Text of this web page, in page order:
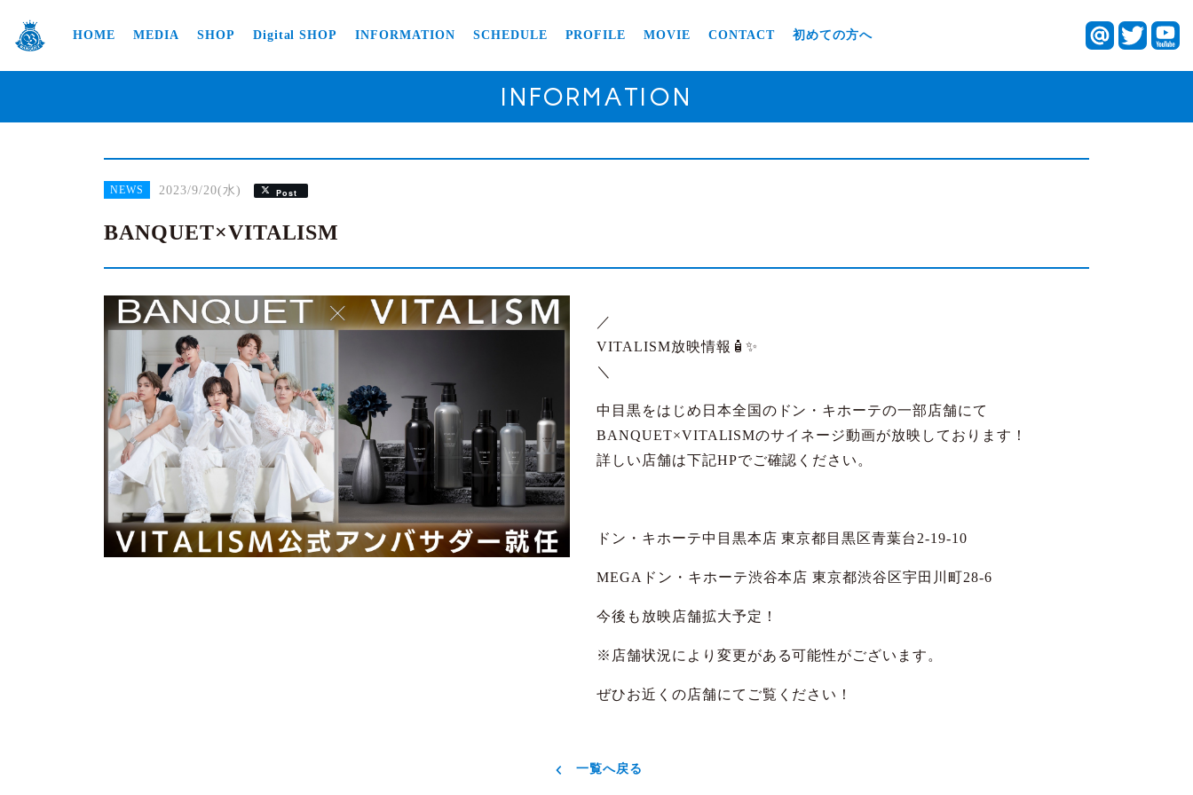
HOME MEDIA SHOP Digital SHOP INFORMATION SCHEDULE PROFILE MOVIE CONTACT 初めての方へ
INFORMATION
NEWS 2023/9/20(水) Post
BANQUET×VITALISM
／
VITALISM放映情報🧴✨
＼
中目黒をはじめ日本全国のドン・キホーテの一部店舗にて
BANQUET×VITALISMのサイネージ動画が放映しております！
詳しい店舗は下記HPでご確認ください。
ドン・キホーテ中目黒本店 東京都目黒区青葉台2-19-10
MEGAドン・キホーテ渋谷本店 東京都渋谷区宇田川町28-6
今後も放映店舗拡大予定！
※店舗状況により変更がある可能性がございます。
ぜひお近くの店舗にてご覧ください！
一覧へ戻る